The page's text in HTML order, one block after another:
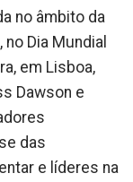
no âmbito da
Dia Mundial
em Lisboa,
Dawson e
das
e líderes na